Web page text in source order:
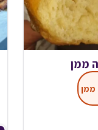
ממן
ממן